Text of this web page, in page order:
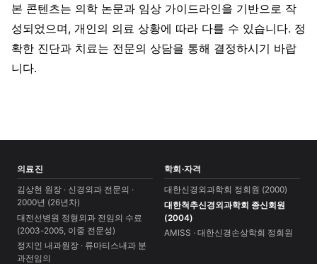
본 콘텐츠는 의학 논문과 임상 가이드라인을 기반으로 작
성되었으며, 개인의 의료 상황에 따라 다를 수 있습니다. 정
확한 진단과 치료는 전문의 상담을 통해 결정하시기 바랍
니다.
의료진
김상현 원장 · 신경외과 전문의 ·
2000년 (26년차)
대전선병원 정형외과 전임의 수료
(2003-2005, 이중 전문성)
정지인 내과원장 · 류마티스내과 분
과전임의
학회·자격
대한신경외과학회 정회원 (2000)
대한척추신경외과학회 종신회원
(2004)
AMISS · 대한신경손상학회 정회원